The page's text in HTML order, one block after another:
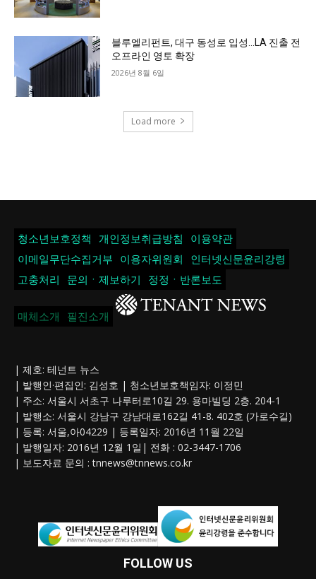
블루엘리펀트, 대구 동성로 입성…LA 진출 전
오프라인 영토 확장
2026년 8월 6일
Load more
청소년보호정책 개인정보취급방침
이용약관
이메일무단수집거부
이용자위원회
인터넷신문윤리강령
고충처리
문의ㆍ제보하기 정정ㆍ반론보도
매체소개 필진소개
| 제호: 테넌트 뉴스
| 발행인·편집인: 김성호 | 청소년보호책임자: 이정민
| 주소: 서울시 서초구 나루터로10길 29. 용마빌딩 2층. 204-1
| 발행소: 서울시 강남구 강남대로162길 41-8. 402호 (가로수길)
| 등록: 서울,아04229 | 등록일자: 2016년 11월 22일
| 발행일자: 2016년 12월 1일| 전화 : 02-3447-1706
| 보도자료 문의 :tnnews@tnnews.co.kr
FOLLOW US